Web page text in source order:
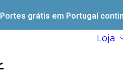
Portes grátis em Portugal
Loja